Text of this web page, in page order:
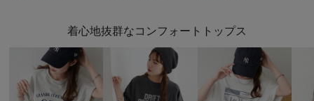
着心地抜群なコンフォートトップス